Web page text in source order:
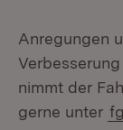
Anregungen
nimmt der
gerne unter